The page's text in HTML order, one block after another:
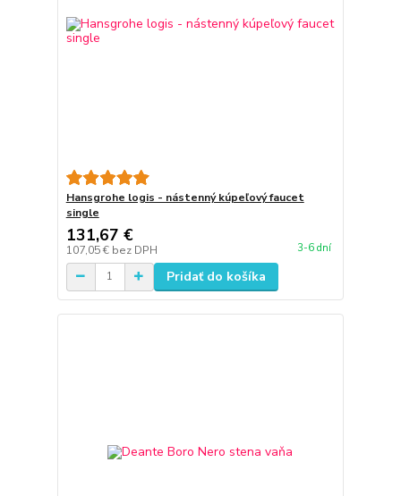
Hansgrohe logis - nástenný kúpeľový faucet
single
131,67 €
107,05 € bez DPH 3-6 dní
Pridať do košíka